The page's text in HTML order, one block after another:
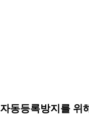
자동등록방지를 위